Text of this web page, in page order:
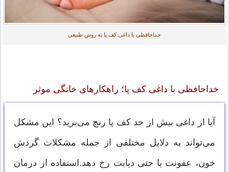
خداحافظی با داغی کف پا به روش طبیعی
خداحافظی با داغی کف پا؛ راهکارهای خانگی موثر
آیا از داغی بیش از حد کف پا رنج می‌برید؟ این مشکل
می‌تواند به دلایل مختلفی از جمله مشکلات گردش
خون، عفونت یا حتی دیابت رخ دهد.استفاده از درمان